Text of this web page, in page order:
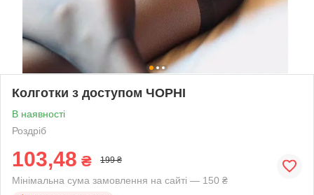
Колготки з доступом ЧОРНІ
В наявності
Роздріб
103,48 ₴ 199 ₴
Мінімальна сума замовлення на сайті — 150 ₴